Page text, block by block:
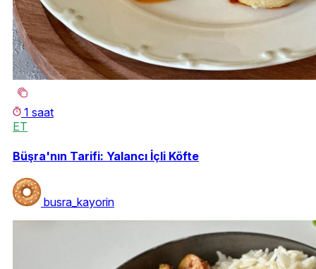
1 saat
ET
Büşra'nın Tarifi: Yalancı İçli Köfte
busra_kayorin